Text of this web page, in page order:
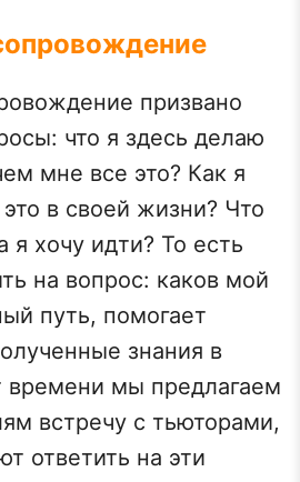
призвано
что я здесь делаю
мне все это? Как я
в своей жизни? Что
хочу идти? То есть
на вопрос: каков мой
путь, помогает
знания в
времени мы предлагаем
встречу с тьюторами,
ответить на эти